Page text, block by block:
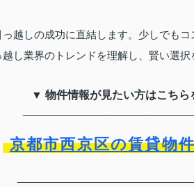
越しの成功に直結します。少しでも
し業界のトレンドを理解し、賢い選
▼ 物件情報が見たい方はこち
京都市西京区の賃貸物